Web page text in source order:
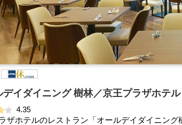
デイダイニング 樹林／京王プラザホテル
4.35
ザホテルのレストラン「オールデイダイニン